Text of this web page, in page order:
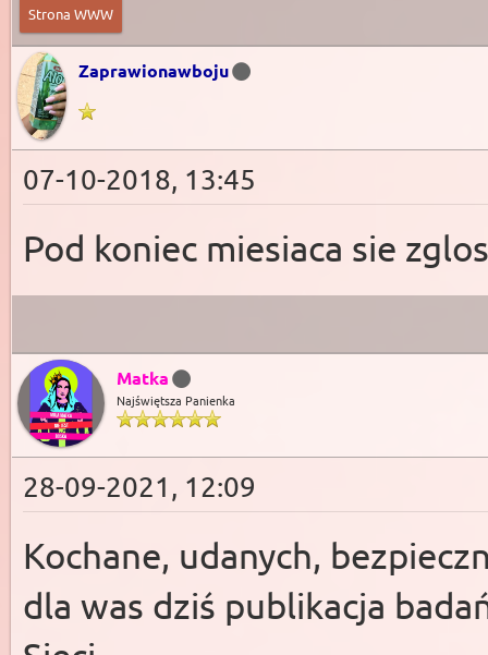
Strona WWW
Zaprawionawboju
07-10-2018, 13:45
Pod koniec miesiaca sie
Matka
Najświętsza Panienka
28-09-2021, 12:09
Kochane, udanych,
dla was dziś publikacja